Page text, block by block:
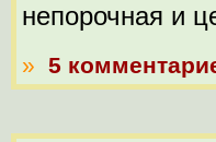
непорочная и
» 5